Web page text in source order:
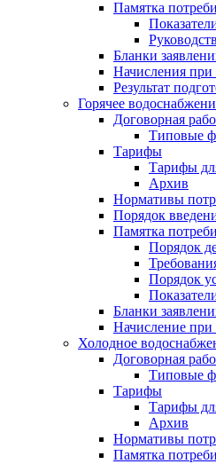
Памятка
Бланки
Начисления
Результат
Горячее
Договорная
Типовые
Тарифы
Тарифы
Архив
Нормативы
Порядок
Памятка
Порядок
Порядок
Бланки
Начисление
Холодное
Договорная
Типовые
Тарифы
Тарифы
Архив
Нормативы
Памятка